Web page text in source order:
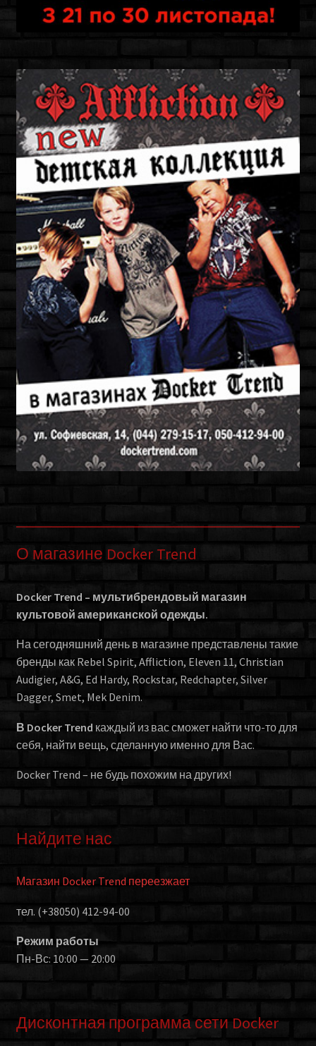
О магазине Docker Trend
Docker Trend – мультибрендовый магазин
культовой американской одежды.
На сегодняшний день в магазине представлены такие
бренды как Rebel Spirit, Affliction, Eleven 11, Christian
Audigier, A&G, Ed Hardy, Rockstar, Redchapter, Silver
Dagger, Smet, Mek Denim.
В Docker Trend каждый из вас сможет найти что-то для
себя, найти вещь, сделанную именно для Вас.
Docker Trend – не будь похожим на других!
Найдите нас
Магазин Docker Trend переезжает
тел. (+38050) 412-94-00
Режим работы
Пн-Вс: 10:00 — 20:00
Дисконтная программа сети Docker